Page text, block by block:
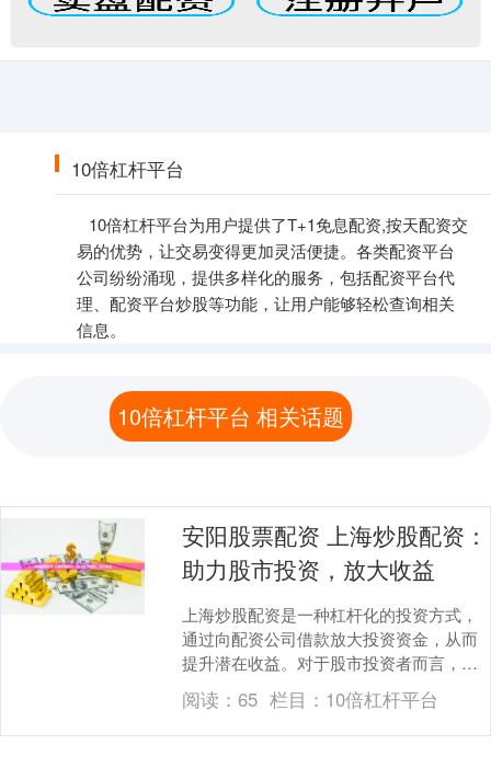
10倍杠杆平台
10倍杠杆平台为用户提供了T+1免息配资,按天配资交
易的优势，让交易变得更加灵活便捷。各类配资平台
公司纷纷涌现，提供多样化的服务，包括配资平台代
理、配资平台炒股等功能，让用户能够轻松查询相关
信息。
10倍杠杆平台 相关话题
安阳股票配资 上海炒股配资：
助力股市投资，放大收益
上海炒股配资是一种杠杆化的投资方式，
通过向配资公司借款放大投资资金，从而
提升潜在收益。对于股市投资者而言，配
资可以带来以下优势： 配资炒股的核心优
势在于杠杆作用....
阅读：65 栏目： 10倍杠杆平台